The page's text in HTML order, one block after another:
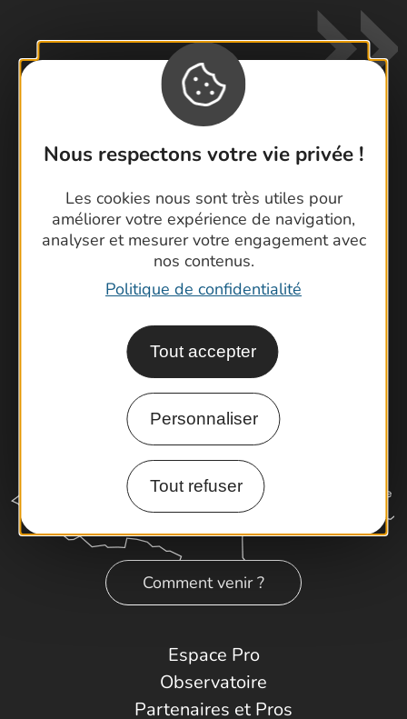
Nous respectons votre vie privée !
Les cookies nous sont très utiles pour
améliorer votre expérience de navigation,
analyser et mesurer votre engagement avec
nos contenus.
Politique de confidentialité
Tout accepter
Personnaliser
Tout refuser
Foire aux questions
Brochures
Cartoguides et Topoguides
Latitude Gard
Comment venir ?
Espace Pro
Observatoire
Partenaires et Pros